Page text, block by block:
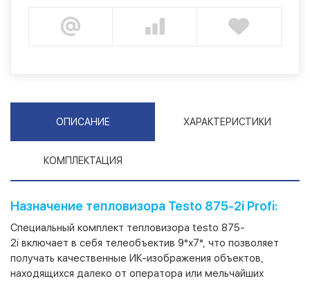
ОПИСАНИЕ ХАРАКТЕРИСТИКИ
КОМПЛЕКТАЦИЯ
Назначение тепловизора Testo 875-2i Profi:
Специальный комплект тепловизора testo 875-
2i включает в себя телеобъектив 9°х7°, что позволяет
получать качественные ИК-изображения объектов,
находящихся далеко от оператора или мельчайших